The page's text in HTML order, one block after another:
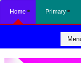
Home Primary